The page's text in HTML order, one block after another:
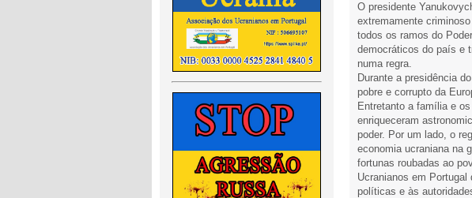
O presidente
extremamente
todos os ramos do
democráticos do país e
numa regra.
Durante a presidência
pobre e corrupto da
Entretanto a família e
enriqueceram
poder. Por um lado, o
economia ucraniana na
fortunas roubadas ao
Ucranianos em
políticas e às